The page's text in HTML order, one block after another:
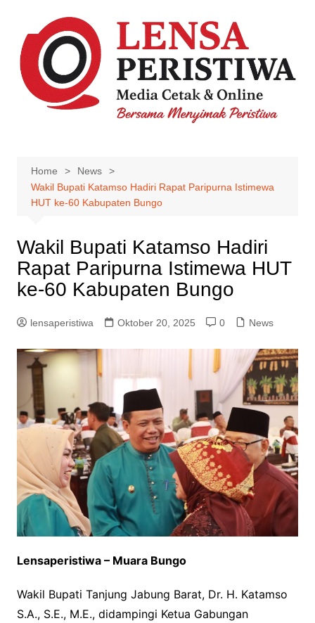
content
Home
News
‎Wakil Bupati Katamso Hadiri Rapat Paripurna Istimewa
HUT ke-60 Kabupaten Bungo
‎Wakil Bupati Katamso Hadiri
Rapat Paripurna Istimewa HUT
ke-60 Kabupaten Bungo
lensaperistiwa Oktober 20, 2025 0 News
Lensaperistiwa – Muara Bungo
Wakil Bupati Tanjung Jabung Barat, Dr. H. Katamso
S.A., S.E., M.E., didampingi Ketua Gabungan